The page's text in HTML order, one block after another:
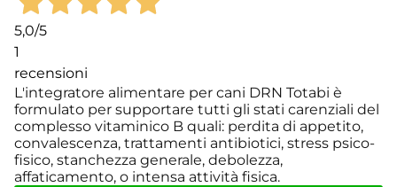
5,0/5
1
recensioni
L'integratore alimentare per cani DRN Totabi è
formulato per supportare tutti gli stati carenziali del
complesso vitaminico B quali: perdita di appetito,
convalescenza, trattamenti antibiotici, stress psico-
fisico, stanchezza generale, debolezza,
affaticamento, o intensa attività fisica.